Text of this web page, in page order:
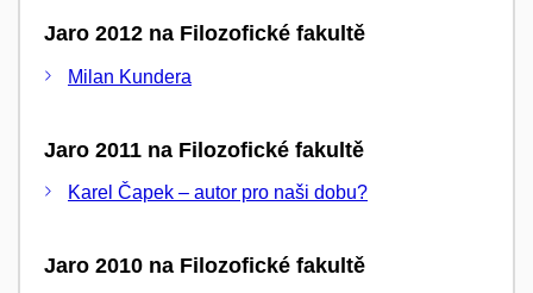
Jaro 2012 na Filozofické fakultě
Milan Kundera
Jaro 2011 na Filozofické fakultě
Karel Čapek – autor pro naši dobu?
Jaro 2010 na Filozofické fakultě